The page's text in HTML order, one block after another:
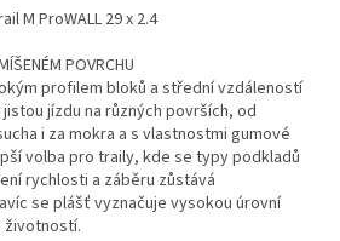
M ProWALL 29 x 2.4
POVRCHU
profilem bloků a střední vzdáleností
jízdu na různých površích, od
i za mokra a s vlastnostmi gumové
volba pro traily, kde se typy podkladů
rychlosti a záběru zůstává
se plášť vyznačuje vysokou úrovní
životností.